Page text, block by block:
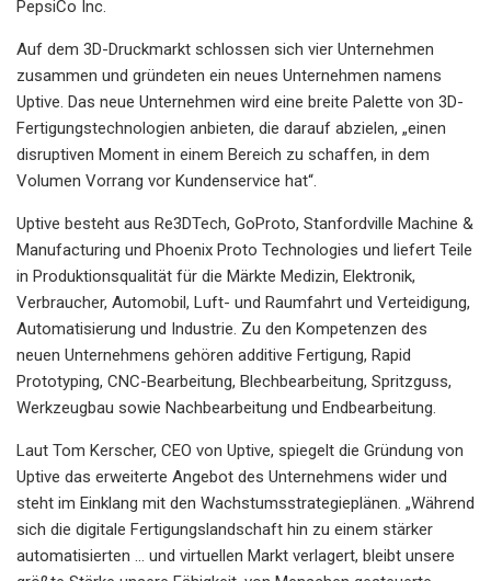
PepsiCo Inc.
Auf dem 3D-Druckmarkt schlossen sich vier Unternehmen
zusammen und gründeten ein neues Unternehmen namens
Uptive. Das neue Unternehmen wird eine breite Palette von 3D-
Fertigungstechnologien anbieten, die darauf abzielen, „einen
disruptiven Moment in einem Bereich zu schaffen, in dem
Volumen Vorrang vor Kundenservice hat“.
Uptive besteht aus Re3DTech, GoProto, Stanfordville Machine &
Manufacturing und Phoenix Proto Technologies und liefert Teile
in Produktionsqualität für die Märkte Medizin, Elektronik,
Verbraucher, Automobil, Luft- und Raumfahrt und Verteidigung,
Automatisierung und Industrie. Zu den Kompetenzen des
neuen Unternehmens gehören additive Fertigung, Rapid
Prototyping, CNC-Bearbeitung, Blechbearbeitung, Spritzguss,
Werkzeugbau sowie Nachbearbeitung und Endbearbeitung.
Laut Tom Kerscher, CEO von Uptive, spiegelt die Gründung von
Uptive das erweiterte Angebot des Unternehmens wider und
steht im Einklang mit den Wachstumsstrategieplänen. „Während
sich die digitale Fertigungslandschaft hin zu einem stärker
automatisierten … und virtuellen Markt verlagert, bleibt unsere